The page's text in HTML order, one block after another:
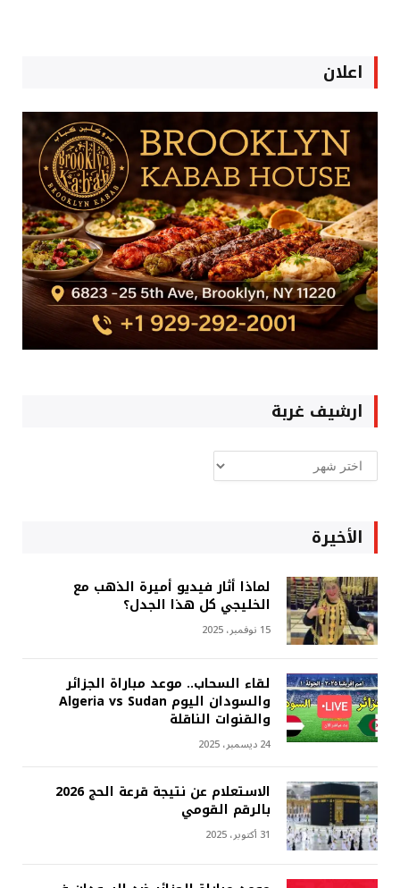
اعلان
ارشيف غربة
ارشيف
غربة
الأخيرة
لماذا أثار فيديو أميرة الذهب مع
الخليجي كل هذا الجدل؟
15 نوفمبر، 2025
لقاء السحاب.. موعد مباراة الجزائر
والسودان اليوم Algeria vs Sudan
والقنوات الناقلة
24 ديسمبر، 2025
الاستعلام عن نتيجة قرعة الحج 2026
بالرقم القومي
31 أكتوبر، 2025